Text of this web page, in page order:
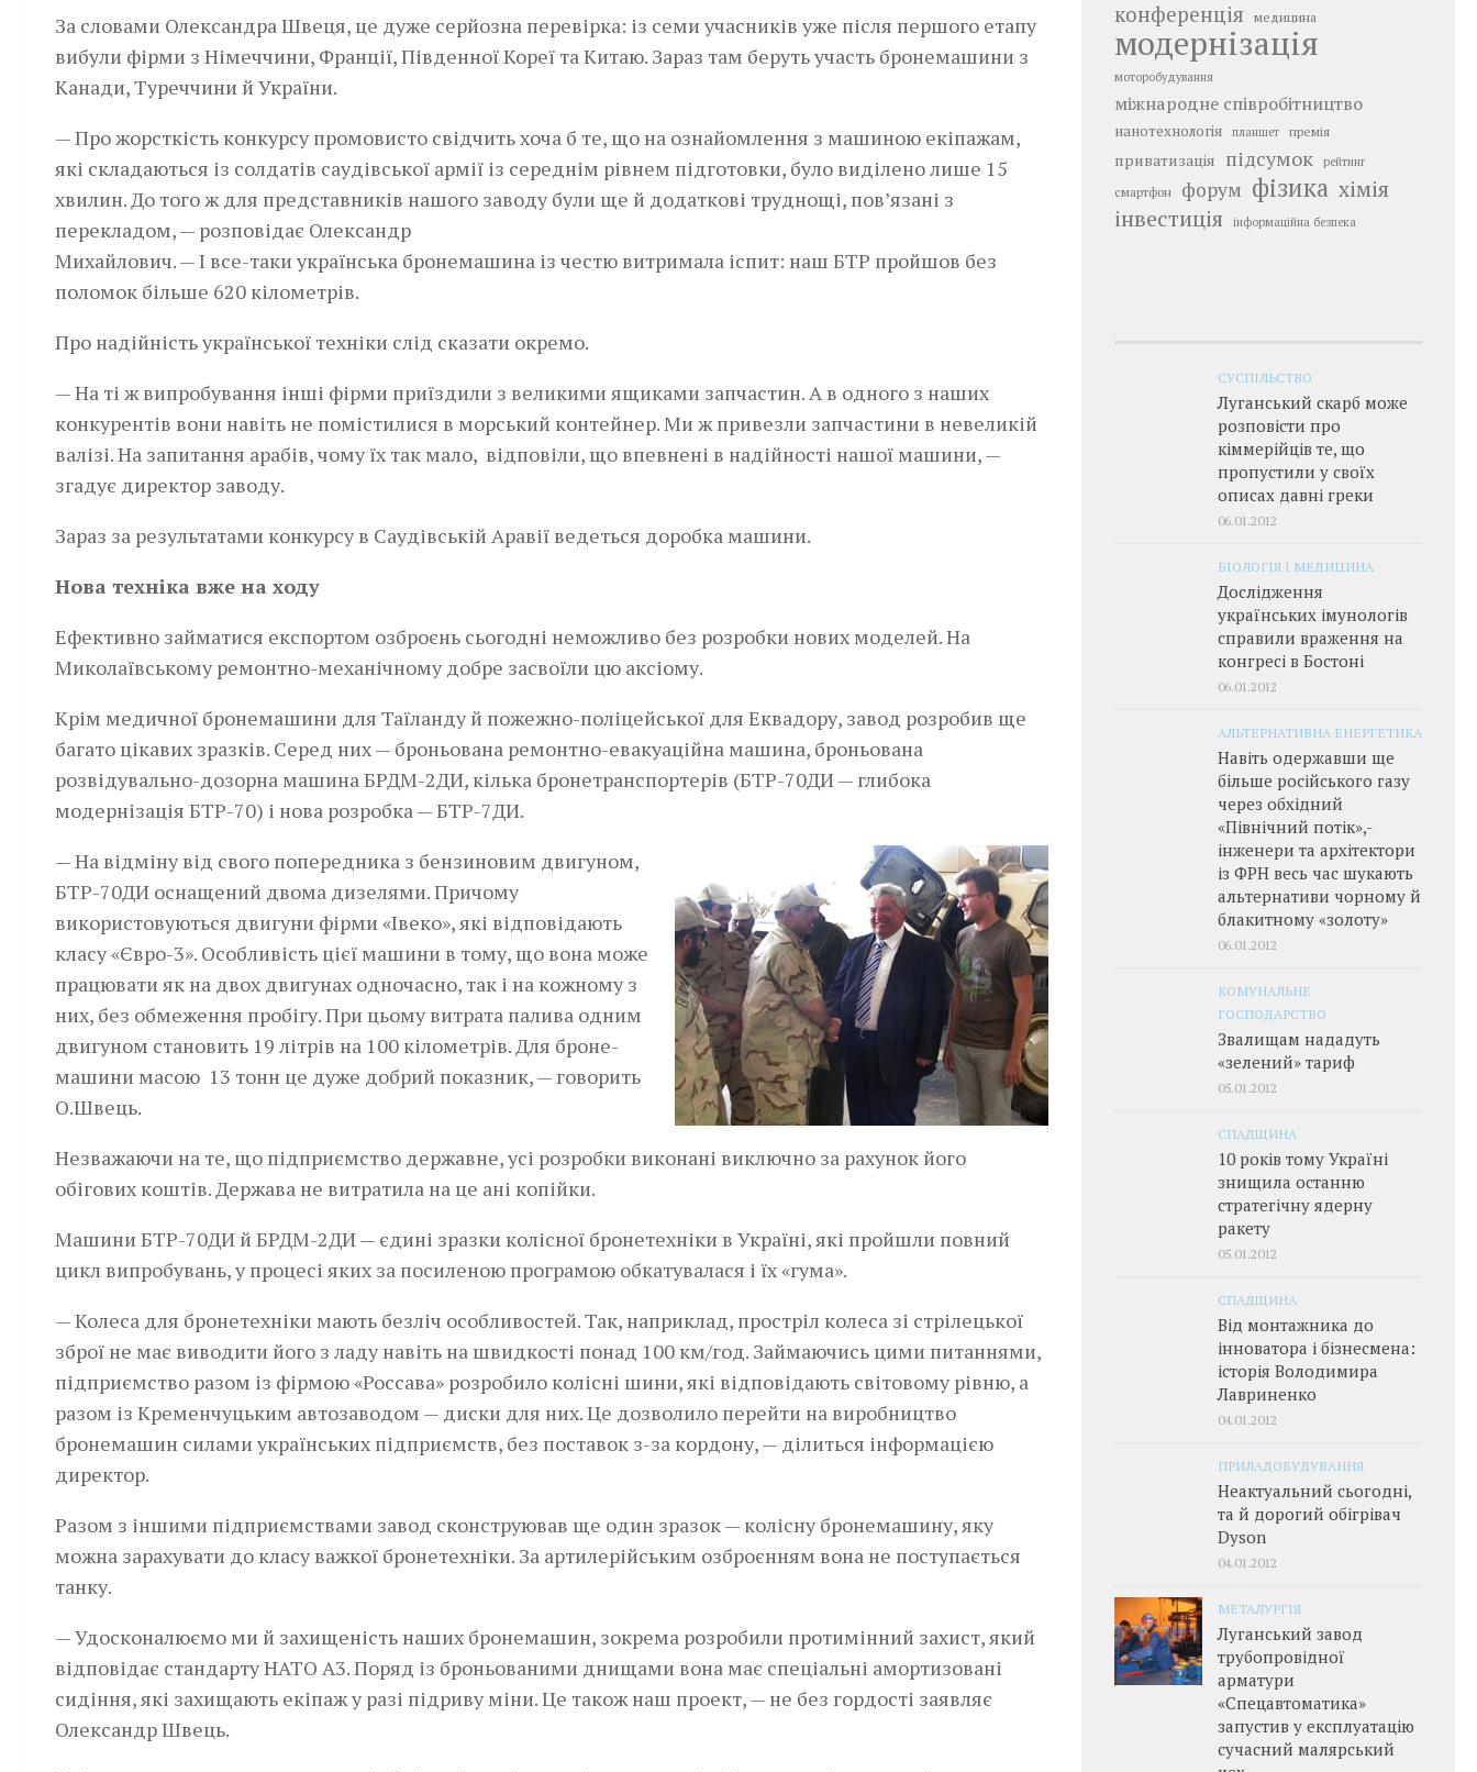
За словами Олександра Швеця, це дуже серйозна перевірка: із семи учасників уже після першого етапу
вибули фірми з Німеччини, Франції,­ Південної Кореї та Китаю. Зараз там беруть участь броне­машини з
Канади, Туреччини й України.
— Про жорсткість конкурсу промовисто свідчить хоча б те, що на ознайомлення з машиною екіпажам,
які складаються із солдатів саудівської армії із середнім рівнем підготовки, було виділено лише 15
хвилин. До того ж для представників нашого заводу були ще й додаткові труднощі, пов’язані з
перекладом, — розповідає Олександр
Михайлович. — І все-таки українська бронемашина із честю витримала іспит: наш БТР пройшов без
поломок більше 620 кілометрів.
Про надійність української техніки слід сказати окремо.
— На ті ж випробування інші фірми приїздили з великими ящиками запчастин. А в одного з наших
конкурентів вони навіть не помістилися в морський контейнер. Ми ж привезли запчастини в невеликій
валізі. На запитання арабів, чому їх так мало, відповіли, що впевнені в надійності нашої машини, —
згадує директор заводу.
Зараз за результатами конкурсу в Саудівській Аравії ведеться доробка машини.
Нова техніка вже на ходу
Ефективно займатися експортом озброєнь сьогодні неможливо без розробки нових моделей. На
Миколаївському ремонтно-механічному добре засвоїли цю аксіому.
Крім медичної бронемашини для Таїланду й пожежно-поліцейської для Еквадору, завод розробив ще
багато цікавих зразків. Серед них — броньована ремонтно-евакуаційна машина, броньована
розвідувально-дозорна машина БРДМ-2ДИ, кілька бронетранспортерів (БТР-70ДИ — глибока
модернізація БТР-70) і нова розробка — БТР-7ДИ.
— На відміну від свого попередника з бензиновим двигуном,
БТР-70ДИ оснащений двома дизелями. Причому
використовуються двигуни фірми «Івеко», які відповідають
класу «Євро-3». Особливість цієї машини в тому, що вона може
працювати як на двох двигунах одночасно, так і на кожному з
них, без обмеження пробігу. При цьому витрата палива одним
двигуном становить 19 літрів на 100 кілометрів. Для броне­
машини масою 13 тонн це дуже добрий показник, — говорить
О.Швець.
Незважаючи на те, що підприємство державне, усі розробки виконані виключно за рахунок його
обігових коштів. Держава не витратила на це ані копійки.
Машини БТР-70ДИ й БРДМ-2ДИ — єдині зразки колісної бронетехніки в Україні, які пройшли повний
цикл випробувань, у процесі яких за посиленою програмою обкатувалася і їх «гума».
— Колеса для бронетехніки мають безліч особливостей. Так, наприклад, простріл колеса зі стрілецької
зброї не має виводити його з ладу навіть на швидкості понад 100 км/год. Займаючись цими питаннями,
підприємство разом із фірмою «Россава» розробило колісні шини, які відповідають світовому рівню, а
разом із Кременчуцьким автозаводом — диски для них. Це дозволило перейти на виробництво
бронемашин силами українських підприємств, без поставок з-за кордону, — ділиться інформацією
директор.
Разом з іншими підприємствами завод сконструював ще один зразок — колісну бронемашину, яку
можна зарахувати до класу важкої бронетехніки. За артилерійським озброєнням вона не поступається
танку.
— Удосконалюємо ми й захищеність наших броне­машин, зокрема розробили­ протимінний захист, який
відповідає стандарту НАТО А3. Поряд із броньованими днищами вона має спеціальні амортизовані
сидіння, які захищають екіпаж у разі підриву міни. Це також наш проект, — не без гордості заявляє
Олександр Швець.
конференція медицина
модернізація
моторобудування
міжнародне співробітництво
нанотехнологія планшет премія
приватизація підсумок рейтинг
смартфон форум фізика хімія
інвестиція інформаційна безпека
СУСПІЛЬСТВО
Луганський скарб може
розповісти про
кіммерійців те, що
пропустили у своїх
описах давні греки
06.01.2012
БІОЛОГІЯ І МЕДИЦИНА
Дослідження
українських імунологів
справили враження на
конгресі в Бостоні
06.01.2012
АЛЬТЕРНАТИВНА ЕНЕРГЕТИКА
Навіть одержавши ще
більше російського газу
через обхідний
«Північний потік»,­
інженери та архітектори
із ФРН весь час шукають
альтернативи чорному й
блакитному «золоту»
06.01.2012
КОМУНАЛЬНЕ
ГОСПОДАРСТВО
Звалищам нададуть
«зелений» тариф
05.01.2012
СПАДЩИНА
10 років тому Україні
знищила останню
стратегічну ядерну
ракету
05.01.2012
СПАДЩИНА
Від монтажника до
інноватора і бізнесмена:
історія Володимира
Лавриненко
04.01.2012
ПРИЛАДОБУДУВАННЯ
Неактуальний сьогодні,
та й дорогий обігрівач
Dyson
04.01.2012
МЕТАЛУРГІЯ
Луганський завод
трубопровідної
арматури
«Спецавтоматика»
запустив у експлуатацію
сучасний малярський